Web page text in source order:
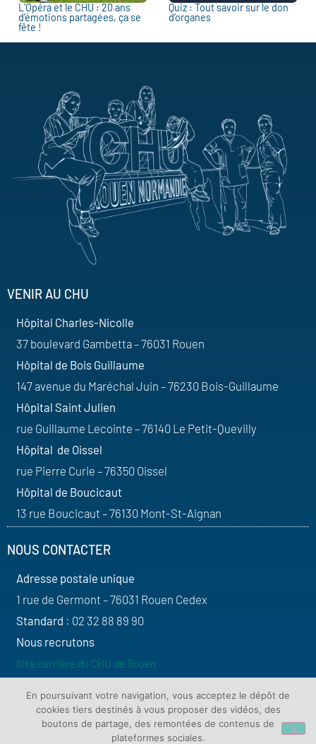
L’Opéra et le CHU : 20 ans
d’émotions partagées, ça se
fête !
Quiz : Tout savoir sur le don
d’organes
VENIR AU CHU
Hôpital Charles-Nicolle
37 boulevard Gambetta – 76031 Rouen
Hôpital de Bois Guillaume
147 avenue du Maréchal Juin – 76230 Bois-Guillaume
Hôpital Saint Julien
rue Guillaume Lecointe – 76140 Le Petit-Quevilly
Hôpital de Oissel
rue Pierre Curie – 76350 Oissel
Hôpital de Boucicaut
13 rue Boucicaut – 76130 Mont-St-Aignan
NOUS CONTACTER
Adresse postale unique
1 rue de Germont – 76031 Rouen Cedex
Standard : 02 32 88 89 90
Nous recrutons
Site carrière du CHU de Rouen
SUIVEZ-NOUS
En poursuivant votre navigation, vous acceptez le dépôt de
cookies tiers destinés à vous proposer des vidéos, des
boutons de partage, des remontées de contenus de
plateformes sociales.